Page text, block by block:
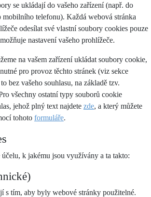
se ukládají do vašeho zařízení (např. do
mobilního telefonu). Každá webová stránka
odesílat své vlastní soubory cookies pouze
nastavení vašeho prohlížeče.
na vašem zařízení ukládat soubory cookie,
pro provoz těchto stránek (viz sekce
bez vašeho souhlasu, na základě tzv.
všechny ostatní typy souborů cookie
jehož plný text najdete zde, a který můžete
tohoto formuláře.
k jakému jsou využívány a ta takto:
s tím, aby byly webové stránky použitelné.